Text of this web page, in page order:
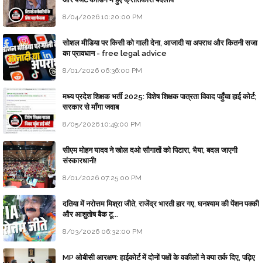
8/04/2026 10:20:00 PM
सोशल मीडिया पर किसी को गाली देना, आजादी या अपराध और कितनी सजा
का प्रावधान - free legal advice
8/01/2026 06:36:00 PM
मध्य प्रदेश शिक्षक भर्ती 2025: विशेष शिक्षक पात्रता विवाद पहुँचा हाई कोर्ट;
सरकार से माँगा जवाब
8/05/2026 10:49:00 PM
सीएम मोहन यादव ने खोल दओ सौगातों को पिटारा, भैया, बदल जाएगी
संस्कारधानी!
8/01/2026 07:25:00 PM
दतिया में नरोत्तम मिश्रा जीते, राजेंद्र भारती हार गए, घनश्याम की पेंशन पक्की
और आशुतोष बैक टू...
8/03/2026 06:32:00 PM
MP ओबीसी आरक्षण: हाईकोर्ट में दोनों पक्षों के वकीलों ने क्या तर्क दिए, पढ़िए